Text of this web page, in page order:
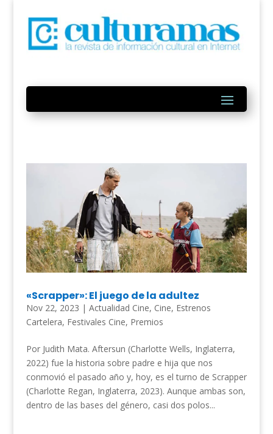
«Scrapper»: El juego de la adultez
Nov 22, 2023 | Actualidad Cine, Cine, Estrenos
Cartelera, Festivales Cine, Premios
Por Judith Mata. Aftersun (Charlotte Wells, Inglaterra,
2022) fue la historia sobre padre e hija que nos
conmovió el pasado año y, hoy, es el turno de Scrapper
(Charlotte Regan, Inglaterra, 2023). Aunque ambas son,
dentro de las bases del género, casi dos polos...